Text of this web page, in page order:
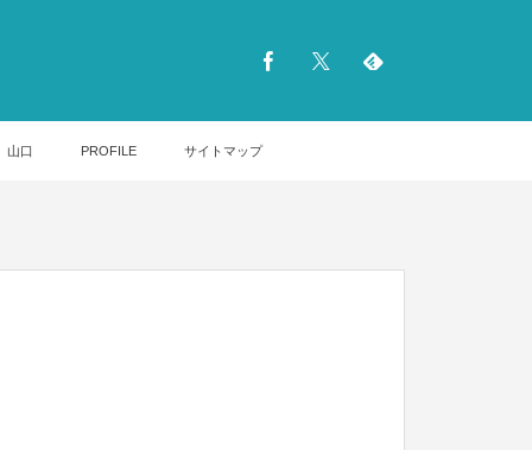
山口 PROFILE サイトマップ